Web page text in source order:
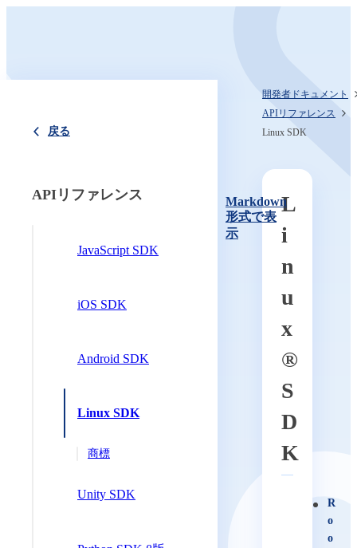
戻る
APIリファレンス
JavaScript SDK
iOS SDK
Android SDK
Linux SDK
商標
Unity SDK
開発者ドキュメント
APIリファレンス
Linux SDK
Markdown
形式で表
示
L
i
n
u
x
®︎
S
D
K
R
o
o